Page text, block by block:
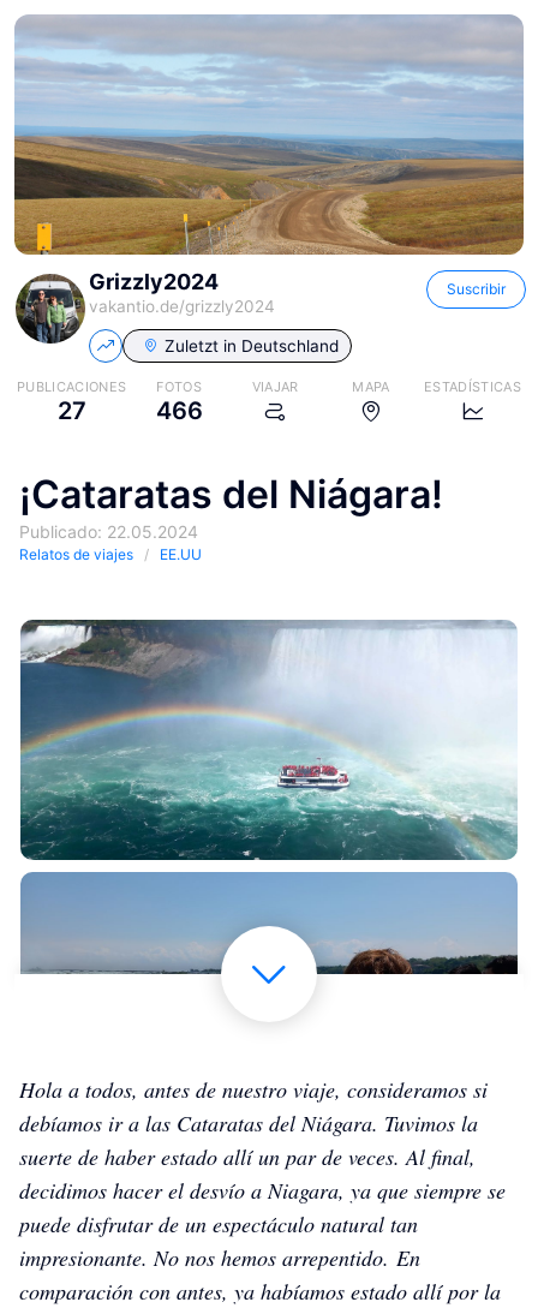
Grizzly2024
vakantio.de/grizzly2024
Suscribir
Zuletzt in Deutschland
PUBLICACIONES
27
FOTOS
466
VIAJAR MAPA ESTADÍSTICAS
¡Cataratas del Niágara!
Publicado: 22.05.2024
Relatos de viajes EE.UU
Hola a todos, antes de nuestro viaje, consideramos si
debíamos ir a las Cataratas del Niágara. Tuvimos la
suerte de haber estado allí un par de veces. Al final,
decidimos hacer el desvío a Niagara, ya que siempre se
puede disfrutar de un espectáculo natural tan
impresionante. No nos hemos arrepentido. En
comparación con antes, ya habíamos estado allí por la